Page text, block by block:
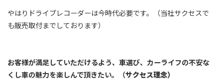
やはりドライブレコーダーは今時代必要です。（当社サクセスで
も販売取付までしております）
お客様が満足していただけるよう、車選び、カーライフの不安な
くし車の魅力を楽しんで頂きたい。（サクセス理念）